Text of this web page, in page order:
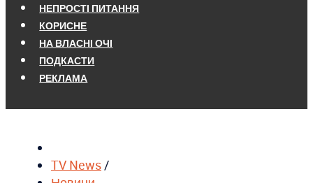
НЕПРОСТІ ПИТАННЯ
КОРИСНЕ
НА ВЛАСНІ ОЧІ
ПОДКАСТИ
РЕКЛАМА
TV News/